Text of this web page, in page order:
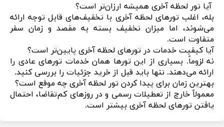
آیا تور لحظه آخری همیشه ارزان‌تر است؟
بله، اغلب تورهای لحظه آخری با تخفیف‌های قابل توجه ارائه
می‌شوند، اما میزان تخفیف بسته به مقصد و زمان سفر
متفاوت است.
آیا کیفیت خدمات در تورهای لحظه آخری پایین‌تر است؟
نه لزوماً. بسیاری از این تورها همان خدمات تورهای عادی را
ارائه می‌دهند. تنها باید قبل از خرید جزئیات را بررسی کنید.
بهترین زمان برای پیدا کردن تور لحظه آخری چه موقع است؟
معمولاً خارج از تعطیلات رسمی و در روزهای کم‌تقاضا، احتمال
یافتن تورهای لحظه آخری بیشتر است.